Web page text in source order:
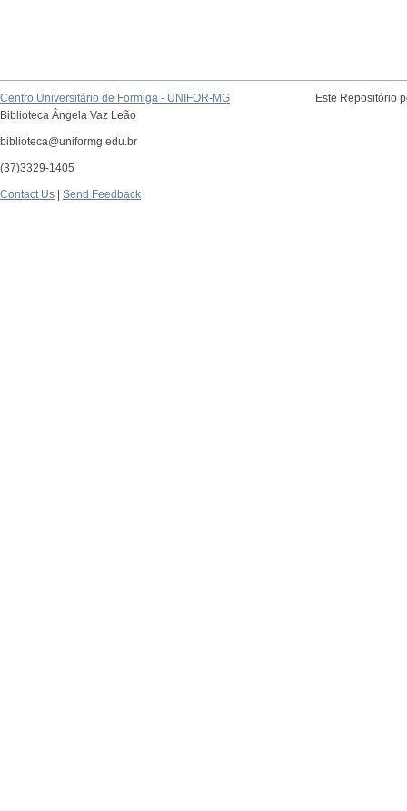
Centro Universitário de Formiga - UNIFOR-MG
Biblioteca Ângela Vaz Leão
biblioteca@uniformg.edu.br
(37)3329-1405
Este Repositório
Contact Us Send Feedback